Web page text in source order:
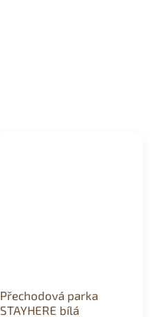
Přechodová parka
STAYHERE bílá